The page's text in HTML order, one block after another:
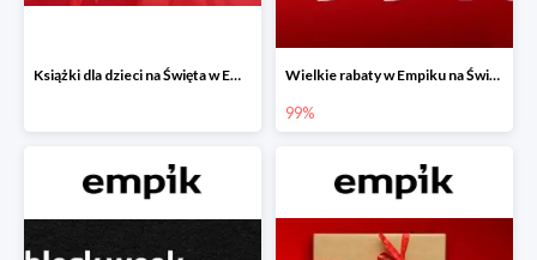
Książki dla dzieci na Święta w Empiku do -40% Wielkie rabaty w Empiku na Święta - piąty produkt -99%
99%